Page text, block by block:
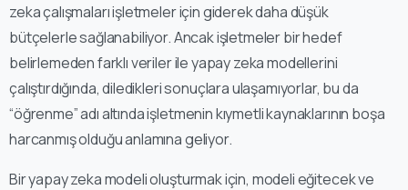
zeka çalışmaları işletmeler için giderek daha düşük
bütçelerle sağlanabiliyor. Ancak işletmeler bir hedef
belirlemeden farklı veriler ile yapay zeka modellerini
çalıştırdığında, diledikleri sonuçlara ulaşamıyorlar, bu da
“öğrenme” adı altında işletmenin kıymetli kaynaklarının boşa
harcanmış olduğu anlamına geliyor.
Bir yapay zeka modeli oluşturmak için, modeli eğitecek ve